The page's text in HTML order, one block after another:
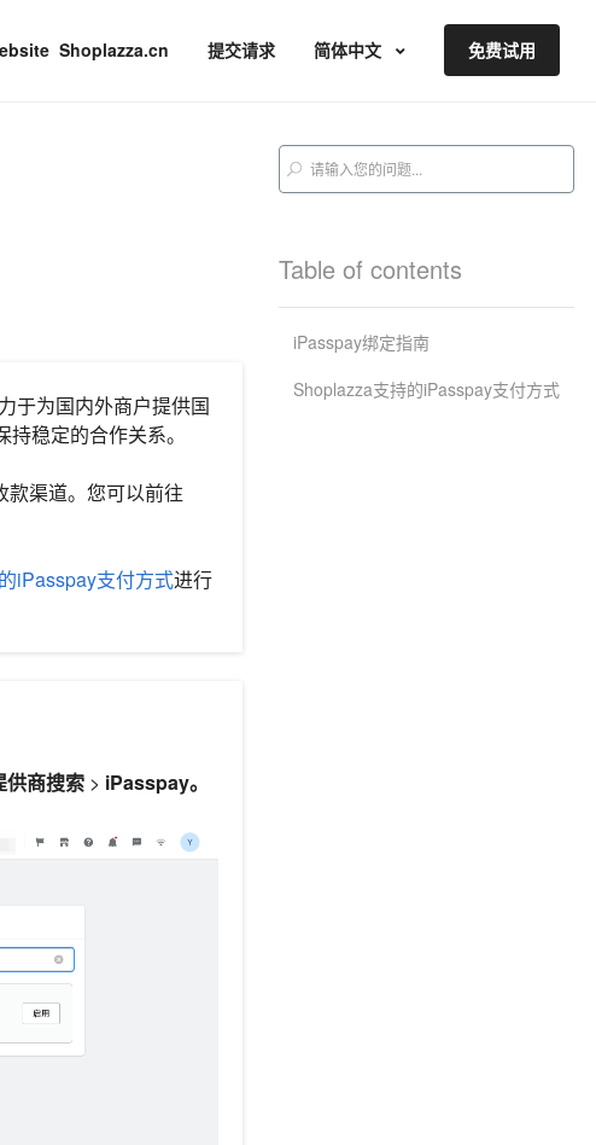
Shoplazza.cn 提交请求 简体中文 免费试用
于为国内外商户提供国
稳定的合作关系。
渠道。您可以前往
iPasspay支付方式进行
供商搜索> iPasspay。
Table of contents
iPasspay绑定指南
Shoplazza支持的iPasspay支付方式